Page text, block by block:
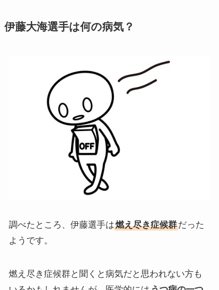
伊藤大海選手は何の病気？
調べたところ、伊藤選手は燃え尽き症候群だった
ようです。
燃え尽き症候群と聞くと病気だと思われない方も